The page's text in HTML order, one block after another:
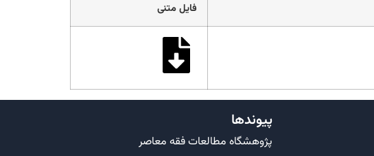
فایل متنی
پیوندها
پژوهشگاه مطالعات فقه معاصر